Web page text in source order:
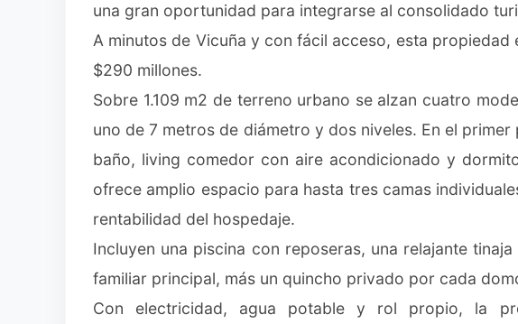
una gran oportunidad para integrarse al consolidado
A minutos de Vicuña y con fácil acceso, esta
$290 millones.
Sobre 1.109 m2 de terreno urbano se alzan cuatro
uno de 7 metros de diámetro y dos niveles. En el
baño, living comedor con aire acondicionado y
ofrece amplio espacio para hasta tres camas
rentabilidad del hospedaje.
Incluyen una piscina con reposeras, una relajante
familiar principal, más un quincho privado por cada
Con electricidad, agua potable y rol propio, la